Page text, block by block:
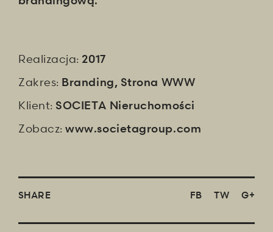
Realizacja: 2017
Zakres: Branding, Strona WWW
Klient: SOCIETA Nieruchomości
Zobacz:www.societagroup.com
SHARE FB TW G+